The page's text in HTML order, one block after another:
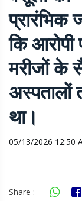
प्रारंभिक
कि आरोपी
मरीजों के
अस्पतालों
था।
05/13/2026 12:50
Share :